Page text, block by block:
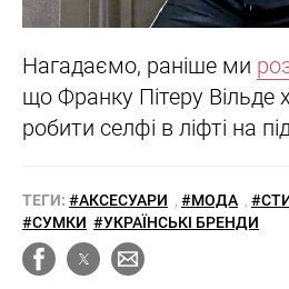
Нагадаємо, раніше ми
що Франку Пітеру Вільде
робити селфі в ліфті на
ТЕГИ: #АКСЕСУАРИ #МОДА
#СУМКИ #УКРАЇНСЬКІ БРЕНДИ